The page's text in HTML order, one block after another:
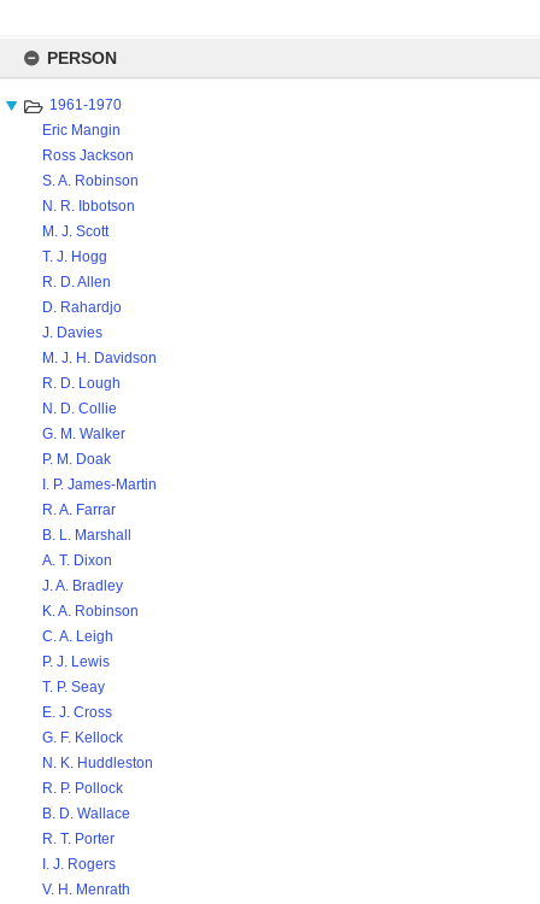
content
PERSON
1961-1970
Eric Mangin
Ross Jackson
S. A. Robinson
N. R. Ibbotson
M. J. Scott
T. J. Hogg
R. D. Allen
D. Rahardjo
J. Davies
M. J. H. Davidson
R. D. Lough
N. D. Collie
G. M. Walker
P. M. Doak
I. P. James-Martin
R. A. Farrar
B. L. Marshall
A. T. Dixon
J. A. Bradley
K. A. Robinson
C. A. Leigh
P. J. Lewis
T. P. Seay
E. J. Cross
G. F. Kellock
N. K. Huddleston
R. P. Pollock
B. D. Wallace
R. T. Porter
I. J. Rogers
V. H. Menrath